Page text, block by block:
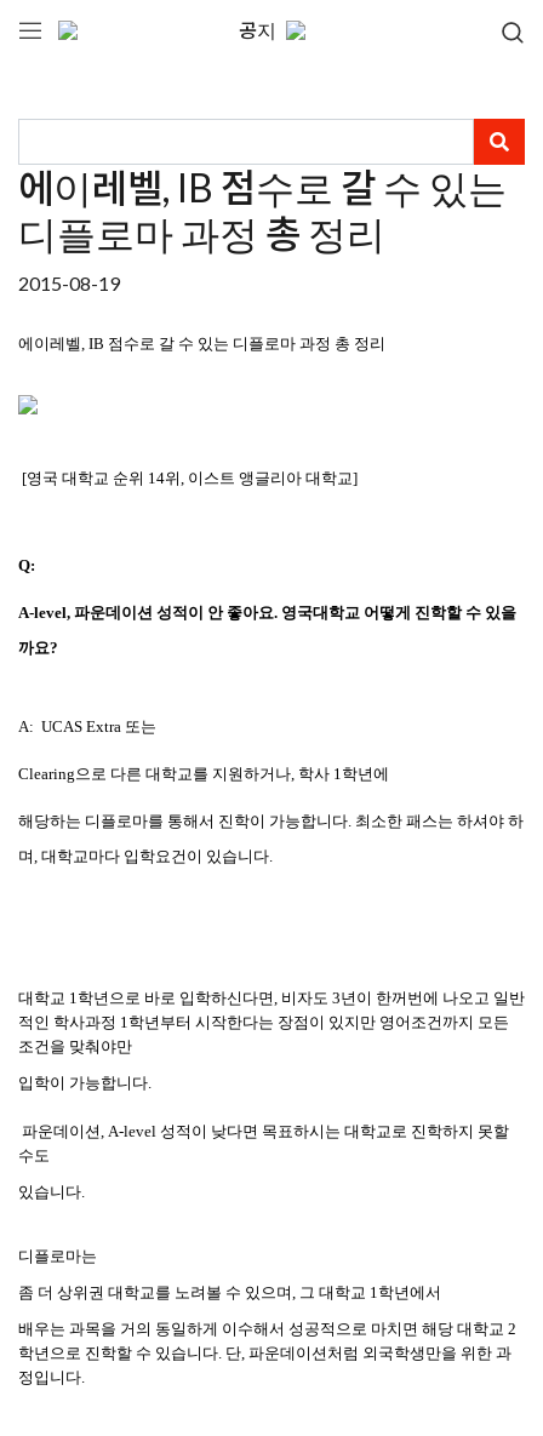
공지
에이레벨, IB 점수로 갈 수 있는
디플로마 과정 총 정리
2015-08-19
에이레벨, IB 점수로 갈 수 있는 디플로마 과정 총 정리
[영국 대학교 순위 14위, 이스트 앵글리아 대학교]
Q:
A-level, 파운데이션 성적이 안 좋아요. 영국대학교 어떻게 진학할 수 있을
까요?
A: UCAS Extra 또는
Clearing 으로 다른 대학교를 지원하거나 학사 1 학년에
해당하는 디플로마를 통해서 진학이 가능합니다 최소한 패스는 하셔야 하
며 대학교마다 입학요건이 있습니다
대학교 1 학년으로 바로 입학하신다면 비자도 3년이 한꺼번에 나오고 일반
적인 학사과정 1 학년부터 시작한다는 장점이 있지만 영어조건까지 모든
조건을 맞춰야만
입학이 가능합니다
파운데이션 , A-level 성적이 낮다면 목표하시는 대학교로 진학하지 못할
수도
있습니다
디플로마는
좀 더 상위권 대학교를 노려볼 수 있으며, 그 대학교 1학년에서
배우는 과목을 거의 동일하게 이수해서 성공적으로 마치면 해당 대학교 2
학년으로 진학할 수 있습니다. 단, 파운데이션처럼 외국학생만을 위한 과
정입니다.